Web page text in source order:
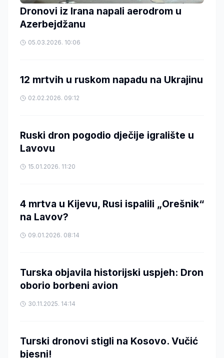
Dronovi iz Irana napali aerodrom u
Azerbejdžanu
05.03.2026. 10:06
12 mrtvih u ruskom napadu na Ukrajinu
02.02.2026. 09:12
Ruski dron pogodio dječije igralište u
Lavovu
15.01.2026. 11:20
4 mrtva u Kijevu, Rusi ispalili „Orešnik“
na Lavov?
09.01.2026. 08:14
Turska objavila historijski uspjeh: Dron
oborio borbeni avion
30.11.2025. 14:14
Turski dronovi stigli na Kosovo. Vučić
bjesni!